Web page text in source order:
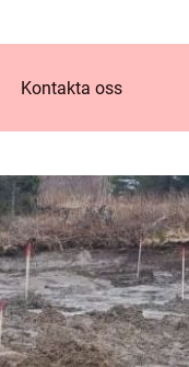
Kontakta oss